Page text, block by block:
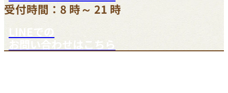
LINEでの
お問い合わせはこちら
受付時間：8 時～ 21 時